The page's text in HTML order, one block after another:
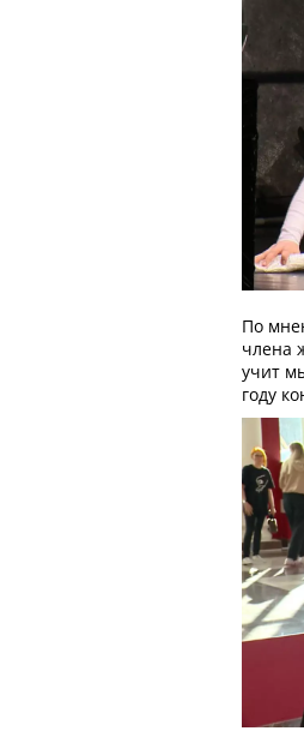
По
члена
учит
году